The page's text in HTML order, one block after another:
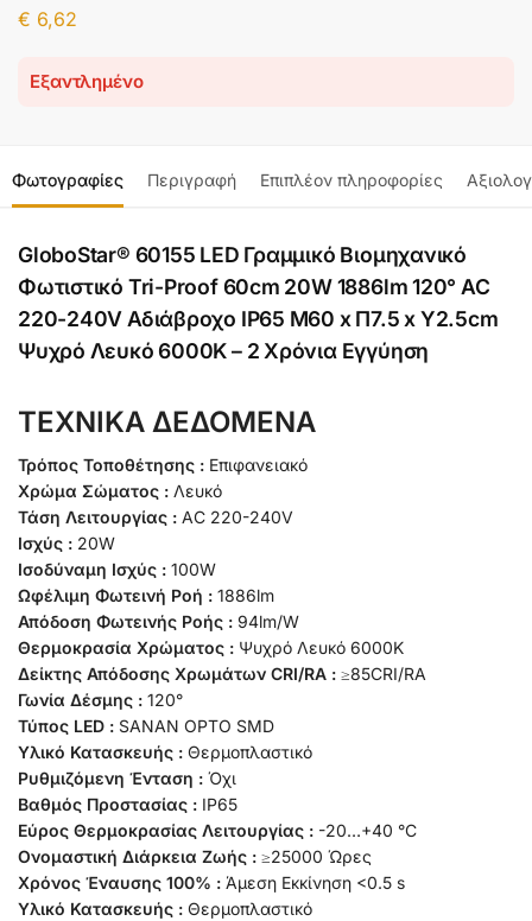
€ 6,62
Εξαντλημένο
Φωτογραφίες Περιγραφή Επιπλέον πληροφορίες
GloboStar® 60155 LED Γραμμικό Βιομηχανικό
Φωτιστικό Tri-Proof 60cm 20W 1886lm 120° AC
220-240V Αδιάβροχο IP65 Μ60 x Π7.5 x Υ2.5cm
Ψυχρό Λευκό 6000K – 2 Χρόνια Εγγύηση
ΤΕΧΝΙΚΑ ΔΕΔΟΜΕΝΑ
Τρόπος Τοποθέτησης : Επιφανειακό
Χρώμα Σώματος : Λευκό
Τάση Λειτουργίας : AC 220-240V
Ισχύς : 20W
Ισοδύναμη Ισχύς : 100W
Ωφέλιμη Φωτεινή Ροή : 1886lm
Απόδοση Φωτεινής Ροής : 94lm/W
Θερμοκρασία Χρώματος : Ψυχρό Λευκό 6000K
Δείκτης Απόδοσης Χρωμάτων CRI/RA : ≥85CRI/RA
Γωνία Δέσμης : 120°
Τύπος LED : SANAN OPTO SMD
Υλικό Κατασκευής : Θερμοπλαστικό
Ρυθμιζόμενη Ένταση : Όχι
Βαθμός Προστασίας : IP65
Εύρος Θερμοκρασίας Λειτουργίας : -20…+40 °C
Ονομαστική Διάρκεια Ζωής : ≥25000 Ώρες
Χρόνος Έναυσης 100% : Άμεση Εκκίνηση <0.5 s
Υλικό Κατασκευής : Θερμοπλαστικό